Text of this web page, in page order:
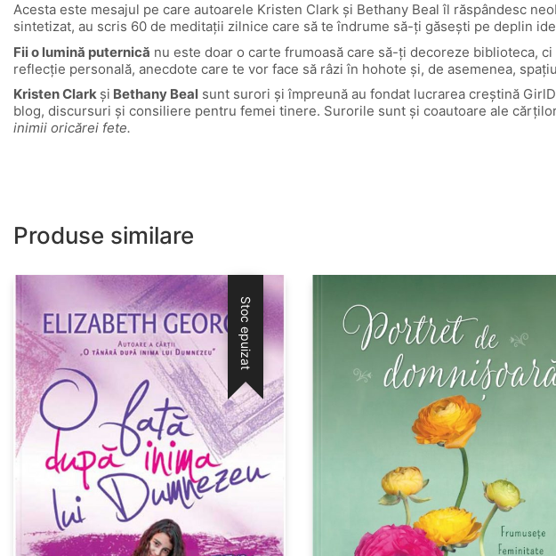
Acesta este mesajul pe care autoarele Kristen Clark și Bethany Beal îl răspândesc
sintetizat, au scris 60 de meditații zilnice care să te îndrume să-ți găsești pe deplin
Fii o lumină puternică nu este doar o carte frumoasă care să-ți decoreze biblioteca,
reflecție personală, anecdote care te vor face să râzi în hohote și, de asemenea,
Kristen Clark și Bethany Beal sunt surori și împreună au fondat lucrarea creștină
blog, discursuri și consiliere pentru femei tinere. Surorile sunt și coautoare ale
inimii oricărei fete.
Produse similare
Stoc epuizat